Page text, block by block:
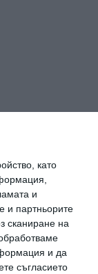
като
и
и партньорите
сканиране на
и да
съгласието